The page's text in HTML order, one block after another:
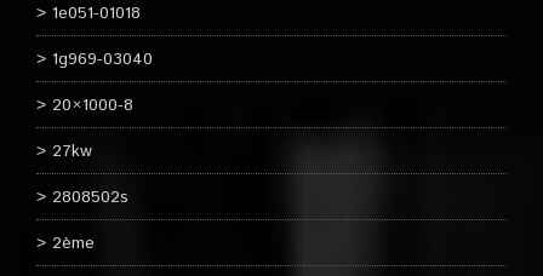
1e051-01018
1g969-03040
20×1000-8
27kw
2808502s
2ème